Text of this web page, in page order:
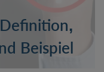
Beispiel